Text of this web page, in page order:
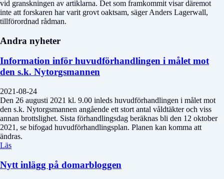
vid granskningen av artiklarna. Det som framkommit visar däremot
inte att forskaren har varit grovt oaktsam, säger Anders Lagerwall,
tillförordnad rådman.
Andra nyheter
Information inför huvudförhandlingen i målet mot
den s.k. Nytorgsmannen
2021-08-24
Den 26 augusti 2021 kl. 9.00 inleds huvudförhandlingen i målet mot
den s.k. Nytorgsmannen angående ett stort antal våldtäkter och viss
annan brottslighet. Sista förhandlingsdag beräknas bli den 12 oktober
2021, se bifogad huvudförhandlingsplan. Planen kan komma att
ändras.
Läs
Nytt inlägg på domarbloggen